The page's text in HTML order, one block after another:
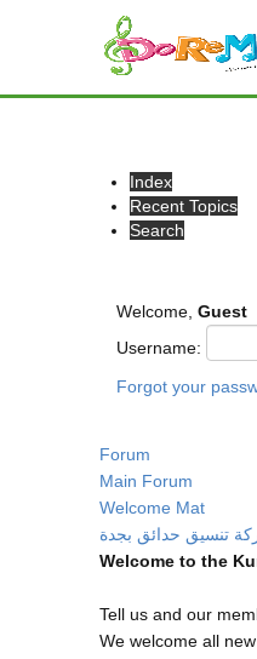
Index
Recent Topics
Search
Welcome, Guest
Username:
Forgot your
Forum
Main Forum
Welcome Mat
تنسيق حدائق بجدة
Welcome to the
Tell us and our
We welcome all